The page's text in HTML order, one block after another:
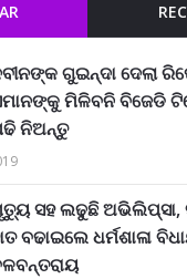
ଗୁଇନ୍ଦା ଦେଲା
ମିଳିବନି ବିଜେଡି
ନିଅନ୍ତୁ
ସହ ଲଢୁଛି ଅଭିଲିପ୍ସା,
ବଢାଇଲେ ଧର୍ମଶାଳା